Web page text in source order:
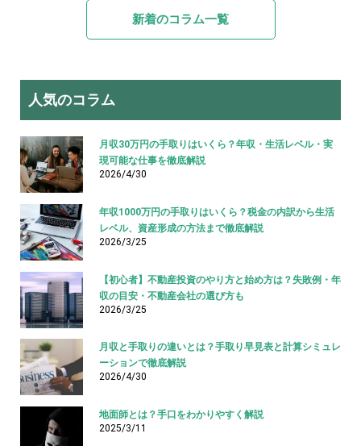
新着のコラム一覧
人気のコラム
月収30万円の手取りはいくら？年収・生活レベル・実
現可能な仕事を徹底解説
2026/4/30
年収1000万円の手取りはいくら？税金の内訳から生活
レベル、資産形成の方法まで徹底解説
2026/3/25
【初心者】不動産投資のやり方と始め方は？失敗例・年
収の目安・不動産会社の選び方も
2026/3/25
月収と手取りの違いとは？手取り早見表と計算シミュレ
ーションで徹底解説
2026/4/30
地面師とは？手口をわかりやすく解説
2025/3/11